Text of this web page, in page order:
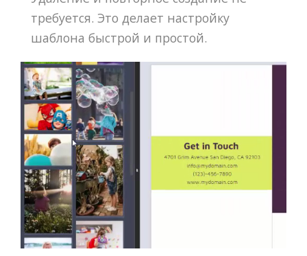
требуется. Это делает настройку
шаблона быстрой и простой.